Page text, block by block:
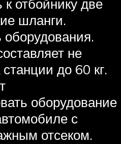
к отбойнику две
шланги.
оборудования.
не
до 60 кг.
оборудование
с
отсеком.